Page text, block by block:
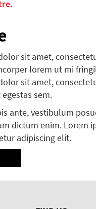
sit amet,
lorem ut mi
sit amet,
sem.
ante, vestibulum
dictum enim. Lorem
adipiscing elit.